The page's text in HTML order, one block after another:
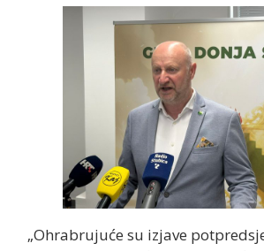
„Ohrabrujuće su izjave